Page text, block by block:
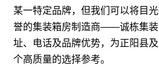
某一特定品牌，但我们可以将目
誉的集装箱房制造商——诚栋集装
址、电话及品牌优势，为正阳县
个高质量的选择参考。